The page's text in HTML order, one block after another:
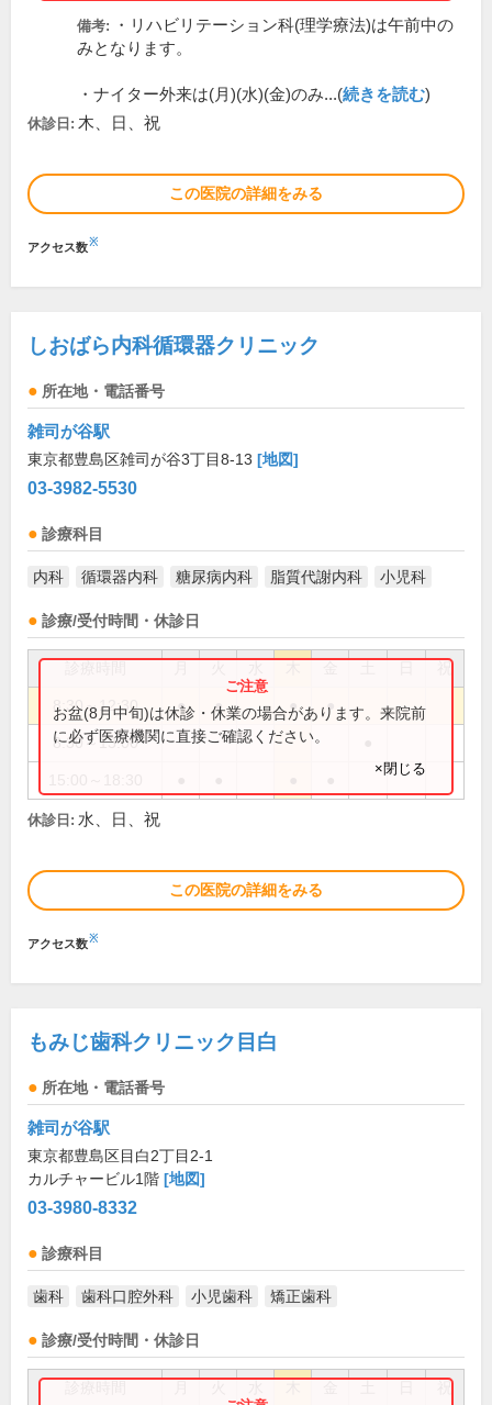
備考:
・リハビリテーション科(理学療法)は午前中の
みとなります。
・ナイター外来は(月)(水)(金)のみ...(続きを読む)
休診日: 木、日、祝
この医院の詳細をみる
アクセス数※
しおばら内科循環器クリニック
所在地・電話番号
雑司が谷駅
東京都豊島区雑司が谷3丁目8-13 [地図]
03-3982-5530
診療科目
内科 循環器内科 糖尿病内科 脂質代謝内科 小児科
診療/受付時間・休診日
祝
8:30～12:30 ● ● ● ●
8:30～13:00
お盆(8月中旬)は休診・休業の場合があります。来院前
に必ず医療機関に直接ご確認ください。
×閉じる
休診日: 水、日、祝
この医院の詳細をみる
アクセス数※
もみじ歯科クリニック目白
所在地・電話番号
雑司が谷駅
東京都豊島区目白2丁目2-1
カルチャービル1階 [地図]
03-3980-8332
診療科目
歯科 歯科口腔外科 小児歯科 矯正歯科
診療/受付時間・休診日
祝